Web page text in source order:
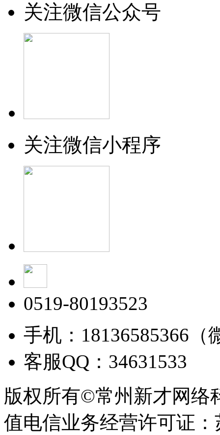
关注微信公众号
关注微信小程序
0519-80193523
手机：18136585366（
客服QQ：34631533
版权所有©常州新才网络
值电信业务经营许可证